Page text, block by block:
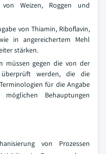
Weizen, Roggen und
von Thiamin, Riboflavin,
in angereichertem Mehl
stärken.
müssen gegen die von der
überprüft werden, die die
für die Angabe
Behauptungen
von Prozessen